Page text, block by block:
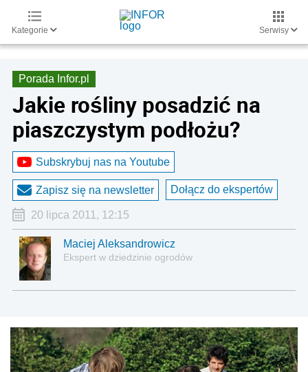
Kategorie Serwisy
Porada Infor.pl
Jakie rośliny posadzić na
piaszczystym podłożu?
Subskrybuj nas na Youtube
Zapisz się na newsletter Dołącz do ekspertów
20 lipca 2011, 12:15
Maciej Aleksandrowicz
Ekspert w dziedzinie ogrodów